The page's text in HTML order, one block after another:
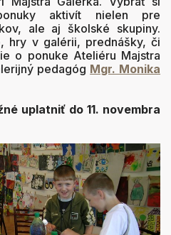
aktivít nielen pre
ale aj školské skupiny.
hry v galérii, prednášky, či
o ponuke Ateliéru Majstra
pedagóg Mgr. Monika
uplatniť do 11. novembra